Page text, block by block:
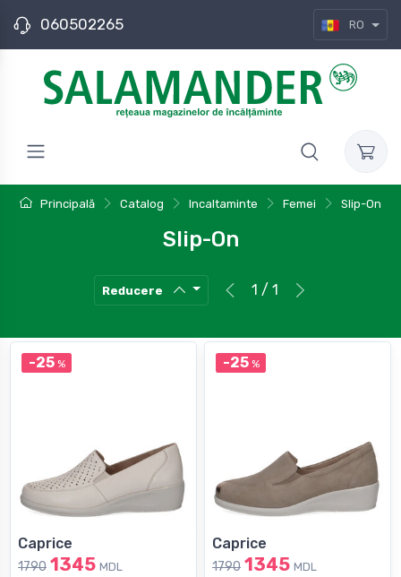
060502265 RO
Principală Catalog Incaltaminte Femei Slip-On
Slip-On
Reducere 1 / 1
-25%
Caprice
1790 1345 MDL
-25%
Caprice
1790 1345 MDL